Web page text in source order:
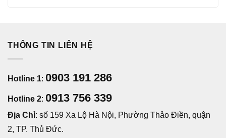
THÔNG TIN LIÊN HỆ
Hotline 1: 0903 191 286
Hotline 2: 0913 756 339
Địa Chỉ: số 159 Xa Lộ Hà Nội, Phường Thảo Điền, quận
2, TP. Thủ Đức.